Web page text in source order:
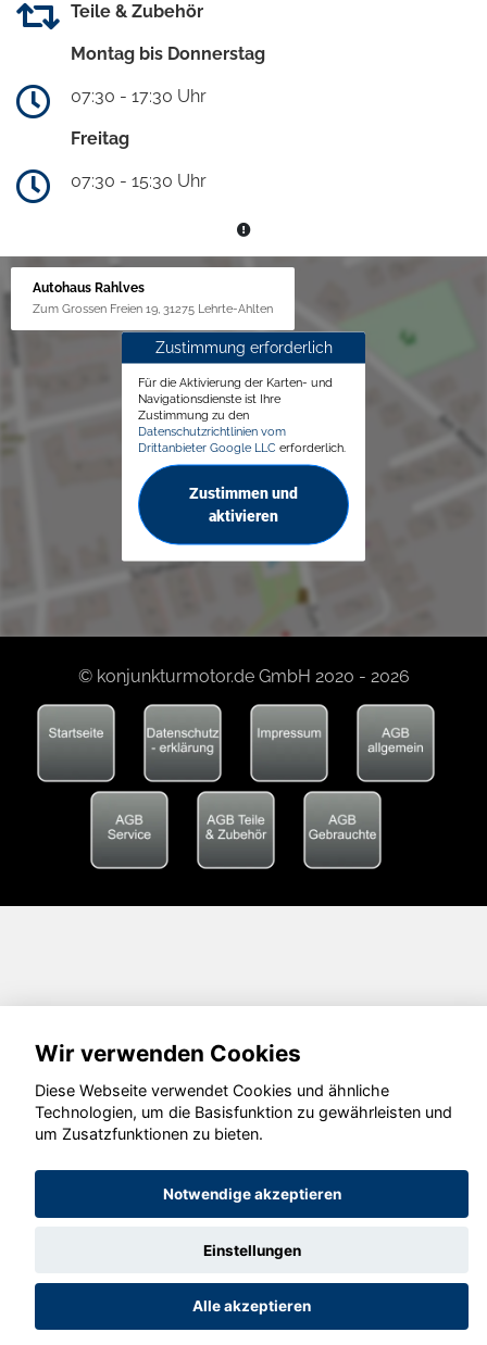
Teile & Zubehör
Montag bis Donnerstag
07:30 - 17:30 Uhr
Freitag
07:30 - 15:30 Uhr
Autohaus Rahlves
Zum Grossen Freien 19, 31275 Lehrte-Ahlten
Zustimmung erforderlich
Für die Aktivierung der Karten- und
Navigationsdienste ist Ihre
Zustimmung zu den
Datenschutzrichtlinien vom
Drittanbieter Google LLC erforderlich.
Zustimmen und
aktivieren
© konjunkturmotor.de GmbH 2020 - 2026
Wir verwenden Cookies
Diese Webseite verwendet Cookies und ähnliche
Technologien, um die Basisfunktion zu gewährleisten und
um Zusatzfunktionen zu bieten.
Notwendige akzeptieren
Einstellungen
Alle akzeptieren